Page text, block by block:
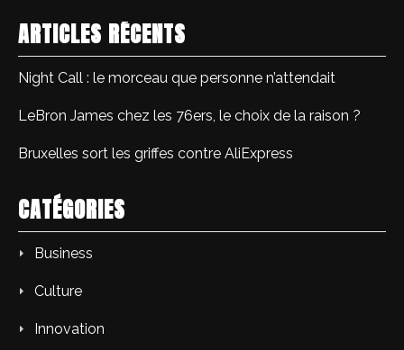
ARTICLES RÉCENTS
Night Call : le morceau que personne n’attendait
LeBron James chez les 76ers, le choix de la raison ?
Bruxelles sort les griffes contre AliExpress
CATÉGORIES
Business
Culture
Innovation